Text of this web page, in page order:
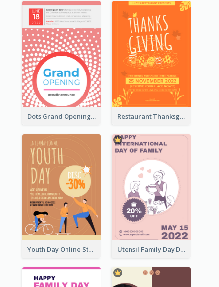
Dots Grand Opening Flyers Restaurant Thanksgiving Promote Flyers
Youth Day Online Store Discount Flyer Utensil Family Day Discount Flyer